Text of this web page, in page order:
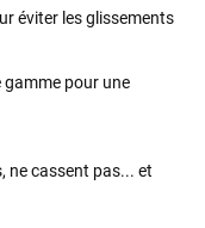
éviter les glissements
pour une
ne cassent pas... et